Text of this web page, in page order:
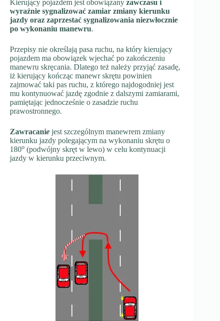
Kierujący pojazdem jest obowiązany zawczasu i
wyraźnie sygnalizować zamiar zmiany kierunku
jazdy oraz zaprzestać sygnalizowania niezwłocznie
po wykonaniu manewru.
Przepisy nie określają pasa ruchu, na który kierujący
pojazdem ma obowiązek wjechać po zakończeniu
manewru skręcania. Dlatego też należy przyjąć zasadę,
iż kierujący kończąc manewr skrętu powinien
zajmować taki pas ruchu, z którego najdogodniej jest
mu kontynuować jazdę zgodnie z dalszymi zamiarami,
pamiętając jednocześnie o zasadzie ruchu
prawostronnego.
Zawracanie jest szczególnym manewrem zmiany
kierunku jazdy polegającym na wykonaniu skrętu o
180o (podwójny skręt w lewo) w celu kontynuacji
jazdy w kierunku przeciwnym.